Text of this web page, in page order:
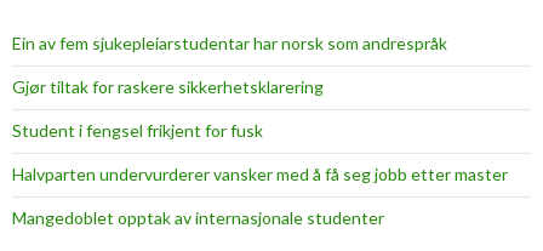
ø
s
l
Ein av fem sjukepleiar­studentar har norsk som andrespråk
Gjør tiltak for raskere sikkerhets­klarering
Student i fengsel frikjent for fusk
Halvparten undervurderer vansker med å få seg jobb etter master
Mangedoblet opptak av internasjonale studenter